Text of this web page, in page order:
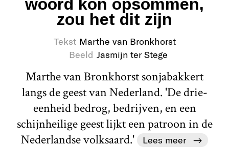
woord kon opsommen,
zou het dit zijn
Tekst Marthe van Bronkhorst
Beeld Jasmijn ter Stege
Marthe van Bronkhorst sonjabakkert
langs de geest van Nederland. 'De drie-
eenheid bedrog, bedrijven, en een
schijnheilige geest lijkt een patroon in de
Nederlandse volksaard.'
Lees meer